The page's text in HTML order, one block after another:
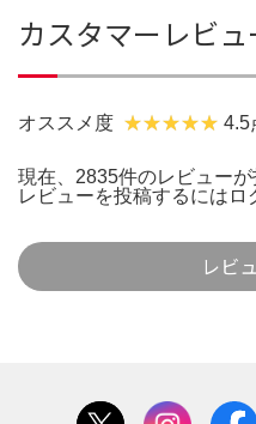
カスタマーレビュ
オススメ度 4.5
現在、2835件のレビューが
レビューを投稿するには ロ
レビ